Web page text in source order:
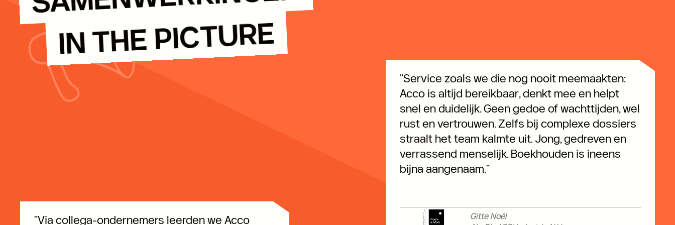
IN THE PICTURE
"Service zoals we die nog nooit meemaakten:
Acco is altijd bereikbaar, denkt mee en helpt
snel en duidelijk. Geen gedoe of wachttijden, wel
rust en vertrouwen. Zelfs bij complexe dossiers
straalt het team kalmte uit. Jong, gedreven en
verrassend menselijk. Boekhouden is ineens
bijna aangenaam."
Gitte Noël
"Via collega-ondernemers leerden we Acco